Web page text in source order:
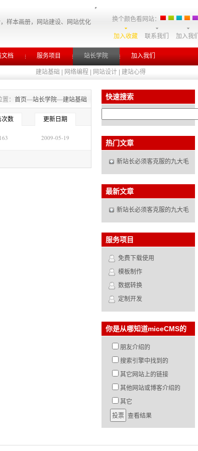
样本画册，网站建设、网站优化
换个颜色看网站：
加入收藏 联系我们 加入我们
文档 服务项目 站长学院 加入我们
建站基础 网络编程 网站设计| 建站心得
： 首页—站长学院—建站基础
次数 更新日期
2009-05-19
快速搜索
热门文章
新站长必须客克服的九大毛
最新文章
新站长必须客克服的九大毛
服务项目
免费下载使用
模板制作
数据转换
定制开发
你是从哪知道miceCMS的
朋友介绍的
搜索引擎中找到的
其它网站上的链接
其他网站或博客介绍的
其它
查看结果